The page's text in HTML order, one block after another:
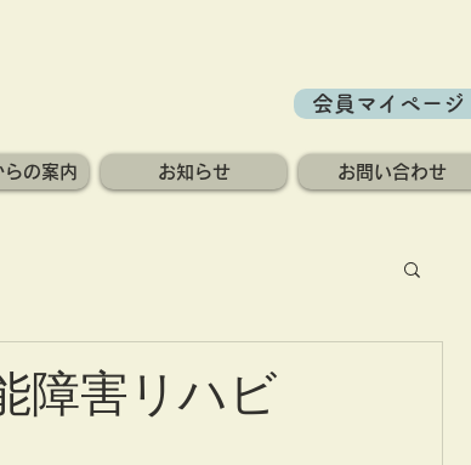
会員マイページ
らの案内 お知らせ お問い合わせ
障害リハビ